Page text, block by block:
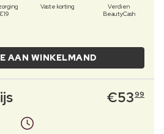
Vaste korting
Verdien
BeautyCash
AAN WINKELMAND
€5399